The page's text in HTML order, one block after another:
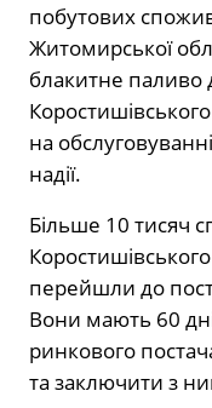
побутових
Житомирської
блакитне паливо
на
надії.
Більше 10 тисяч
перейшли до
Вони мають 60
ринкового
та заключити з